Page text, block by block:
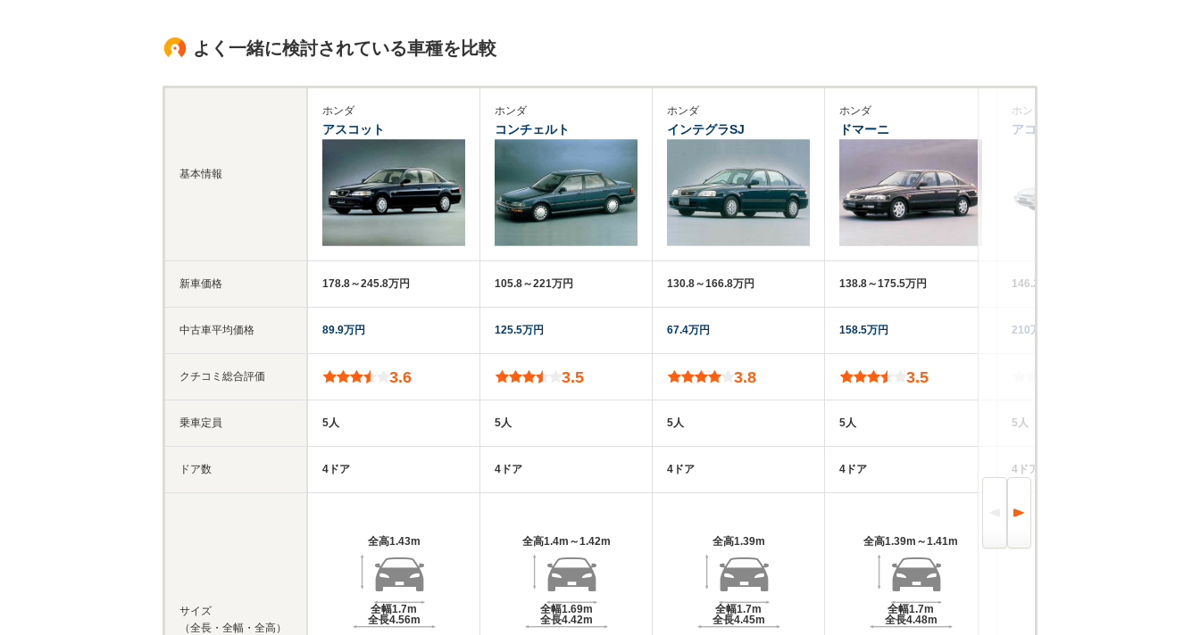
よく一緒に検討されている車種を比較
基本情報
新車価格
中古車平均価格
クチコミ総合評価
乗車定員
ドア数
サイズ
（全長・全幅・全高）
ホンダ
アスコット
178.8～245.8万円
89.9万円
3.6
5人
4ドア
全高1.43m
全幅1.7m
全長4.56m
ホンダ
コンチェルト
105.8～221万円
125.5万円
3.5
5人
4ドア
全高1.4m～1.42m
全幅1.69m
全長4.42m
ホンダ
インテグラSJ
130.8～166.8万円
67.4万円
3.8
5人
4ドア
全高1.39m
全幅1.7m
全長4.45m
ホンダ
ドマーニ
138.8～175.5万円
158.5万円
3.5
5人
4ドア
全高1.39m～1.41m
全幅1.7m
全長4.48m
ホンダ
アコードCA
146.2～185.6万円
210万円
5人
4ドア